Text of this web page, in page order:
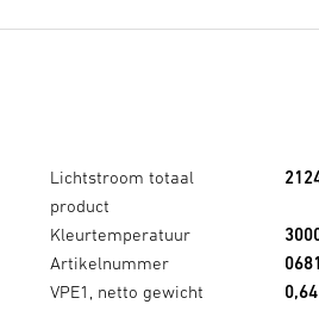
Lichtstroom totaal
product
Kleurtemperatuur
Artikelnummer
VPE1, netto gewicht